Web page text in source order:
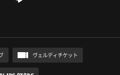
ヴェルディチケット